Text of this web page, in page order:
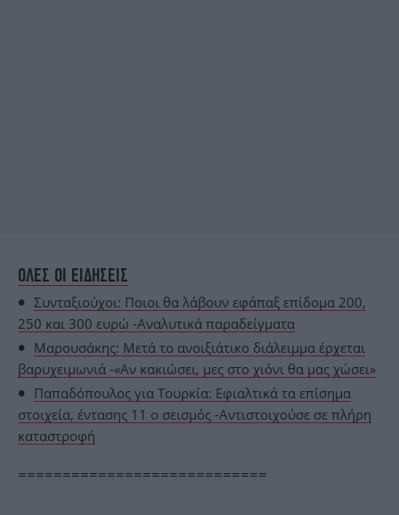
ΟΛΕΣ ΟΙ ΕΙΔΗΣΕΙΣ
Συνταξιούχοι: Ποιοι θα λάβουν εφάπαξ επίδομα 200,
250 και 300 ευρώ -Αναλυτικά παραδείγματα
Μαρουσάκης: Μετά το ανοιξιάτικο διάλειμμα έρχεται
βαρυχειμωνιά -«Αν κακιώσει, μες στο χιόνι θα μας χώσει»
Παπαδόπουλος για Τουρκία: Εφιαλτικά τα επίσημα
στοιχεία, έντασης 11 ο σεισμός -Αντιστοιχούσε σε πλήρη
καταστροφή
============================